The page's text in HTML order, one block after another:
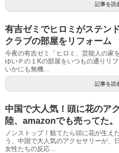
記事を読
有吉ゼミでヒロミがステン
クラブの部屋をリフォーム
今夜の有吉ゼミ「ヒロミ、芸能人の家
ゆいＰの１Kの部屋をいつもの通りリ
いかにも無機...
記事を読
中国で大人気！頭に花のア
陸、amazonでも売ってた。
ノンストップ！観てたら頭に花が生え
う、中国で大人気のアクセサリーが、
女性たちの反応...